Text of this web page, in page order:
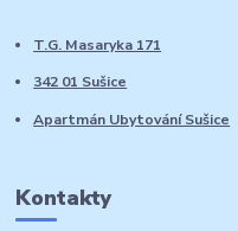
T.G. Masaryka 171
342 01 Sušice
Apartmán Ubytování Sušice
Kontakty